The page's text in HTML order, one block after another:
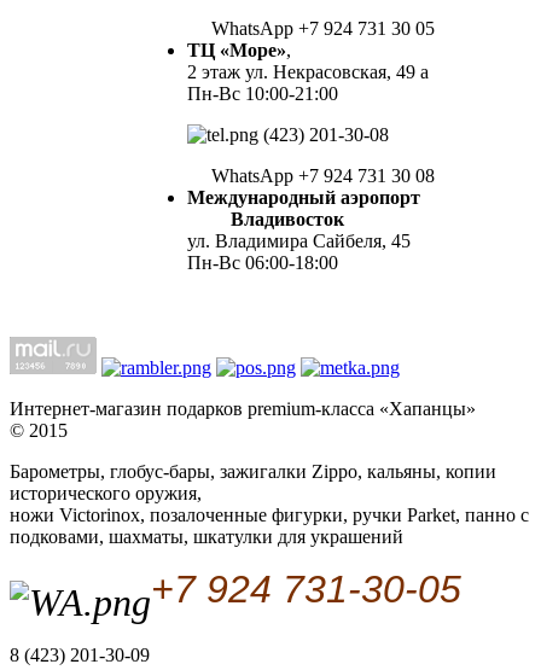
WhatsApp +7 924 731 30 05
ТЦ «Море»,
2 этаж ул. Некрасовская, 49 а
Пн-Вс 10:00-21:00
(423) 201-30-08
WhatsApp +7 924 731 30 08
Международный аэропорт
Владивосток
ул. Владимира Сайбеля, 45
Пн-Вс 06:00-18:00
Интернет-магазин подарков premium-класса «Хапанцы»
© 2015
Барометры, глобус-бары, зажигалки Zippo, кальяны, копии
исторического оружия,
ножи Victorinox, позалоченные фигурки, ручки Parket, панно с
подковами, шахматы, шкатулки для украшений
+7 924 731-30-05
8 (423) 201-30-09